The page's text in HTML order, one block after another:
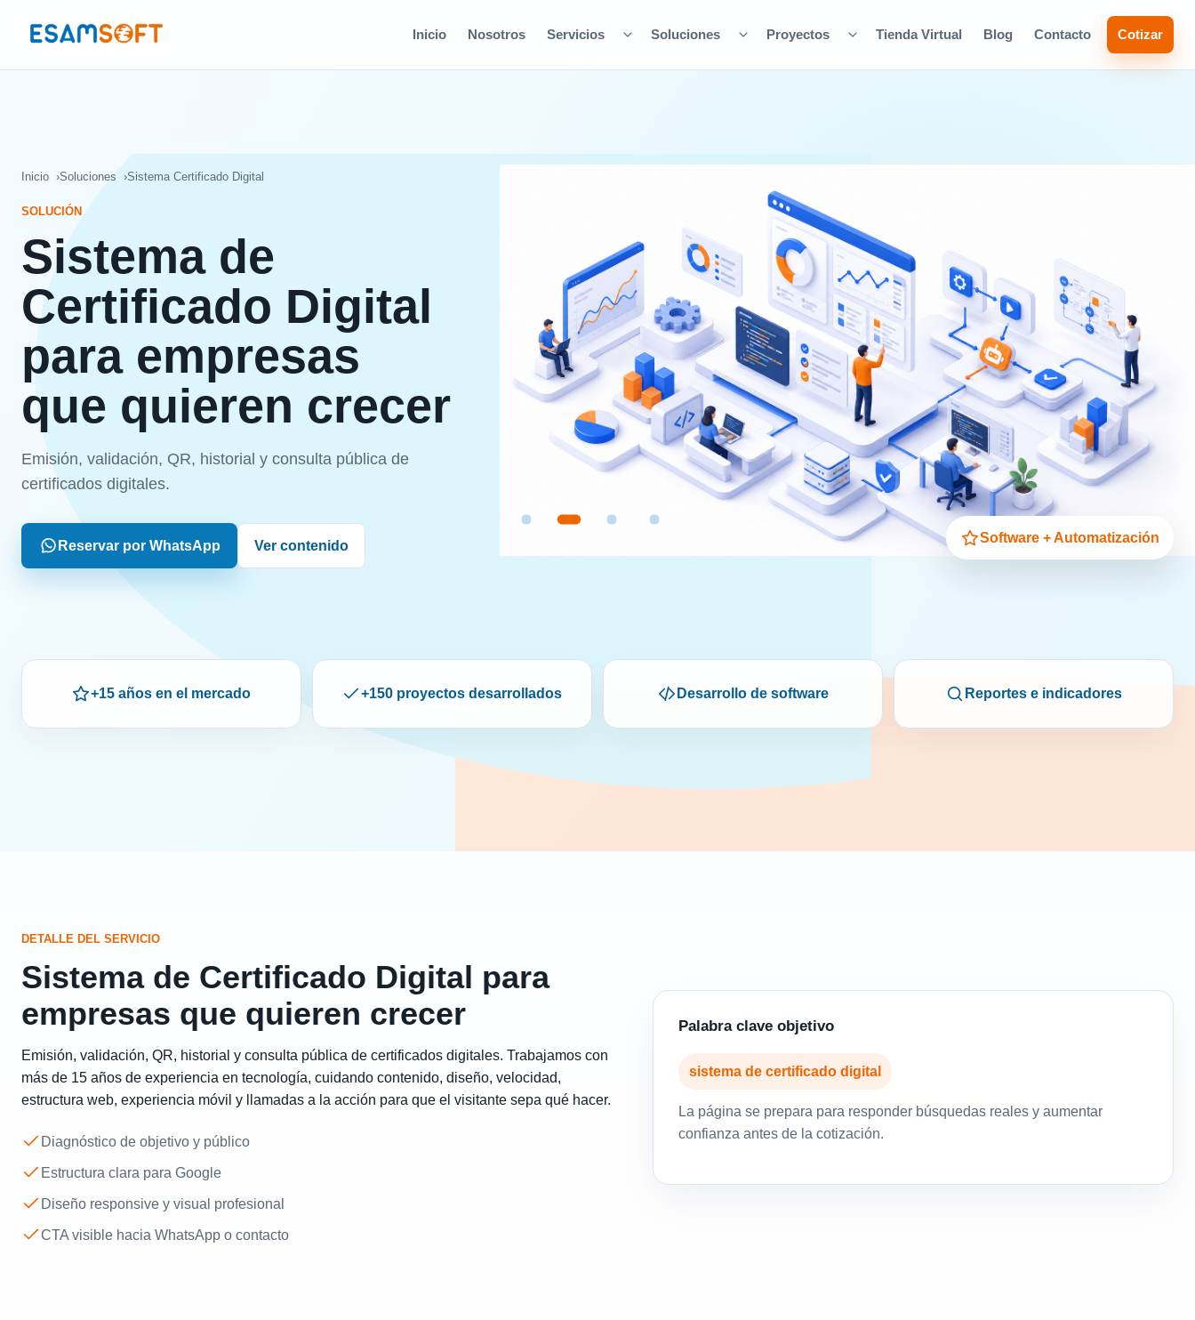
Inicio Nosotros Servicios Soluciones Proyectos Tienda Virtual Blog Contacto Cotizar
Inicio Soluciones Sistema Certificado Digital
SOLUCIÓN
Sistema de
Certificado Digital
para empresas
que quieren crecer
Emisión, validación, QR, historial y consulta pública de
certificados digitales.
Reservar por WhatsApp Ver contenido Software + Automatización
+15 años en el mercado +150 proyectos desarrollados Desarrollo de software Reportes e indicadores
DETALLE DEL SERVICIO
Sistema de Certificado Digital para
empresas que quieren crecer
Emisión, validación, QR, historial y consulta pública de certificados digitales. Trabajamos con
más de 15 años de experiencia en tecnología, cuidando contenido, diseño, velocidad,
estructura web, experiencia móvil y llamadas a la acción para que el visitante sepa qué hacer.
Diagnóstico de objetivo y público
Estructura clara para Google
Diseño responsive y visual profesional
CTA visible hacia WhatsApp o contacto
Palabra clave objetivo
sistema de certificado digital
La página se prepara para responder búsquedas reales y aumentar
confianza antes de la cotización.